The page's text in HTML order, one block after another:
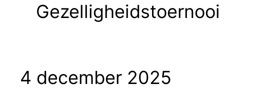
Gezelligheidstoernooi
4 december 2025